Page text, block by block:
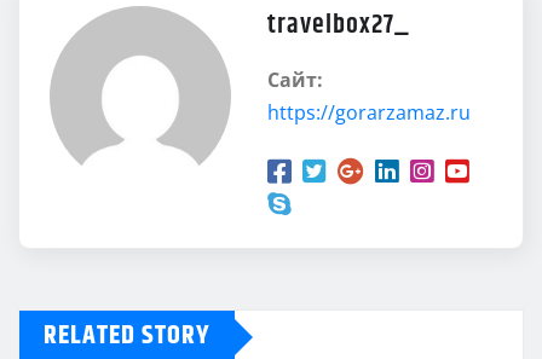
travelbox27_
Сайт:
https://gorarzamaz.ru
RELATED STORY